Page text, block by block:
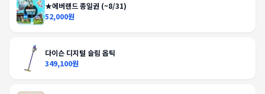
★에버랜드 종일권 (~8/31)
52,000원
다이슨 디지털 슬림 옵틱
349,100원